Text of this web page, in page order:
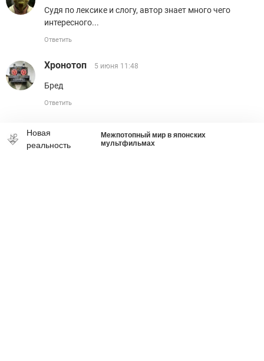
Судя по лексике и слогу, автор знает много чего
интересного...
Ответить
Хронотоп 5 июня 11:48
Бред
Ответить
Новая
реальность
Межпотопный мир в японских
мультфильмах